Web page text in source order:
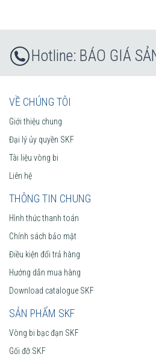
BÁO GIÁ
VỀ CHÚNG TÔI
Giới thiệu chung
Đại lý ủy quyền SKF
Tài liệu vòng bi
Liên hệ
THÔNG TIN CHUNG
Hình thức thanh toán
Chính sách bảo mật
Điều kiện đổi trả hàng
Hướng dẫn mua hàng
Download catalogue SKF
SẢN PHẨM SKF
Vòng bi bạc đạn SKF
Gối đỡ SKF